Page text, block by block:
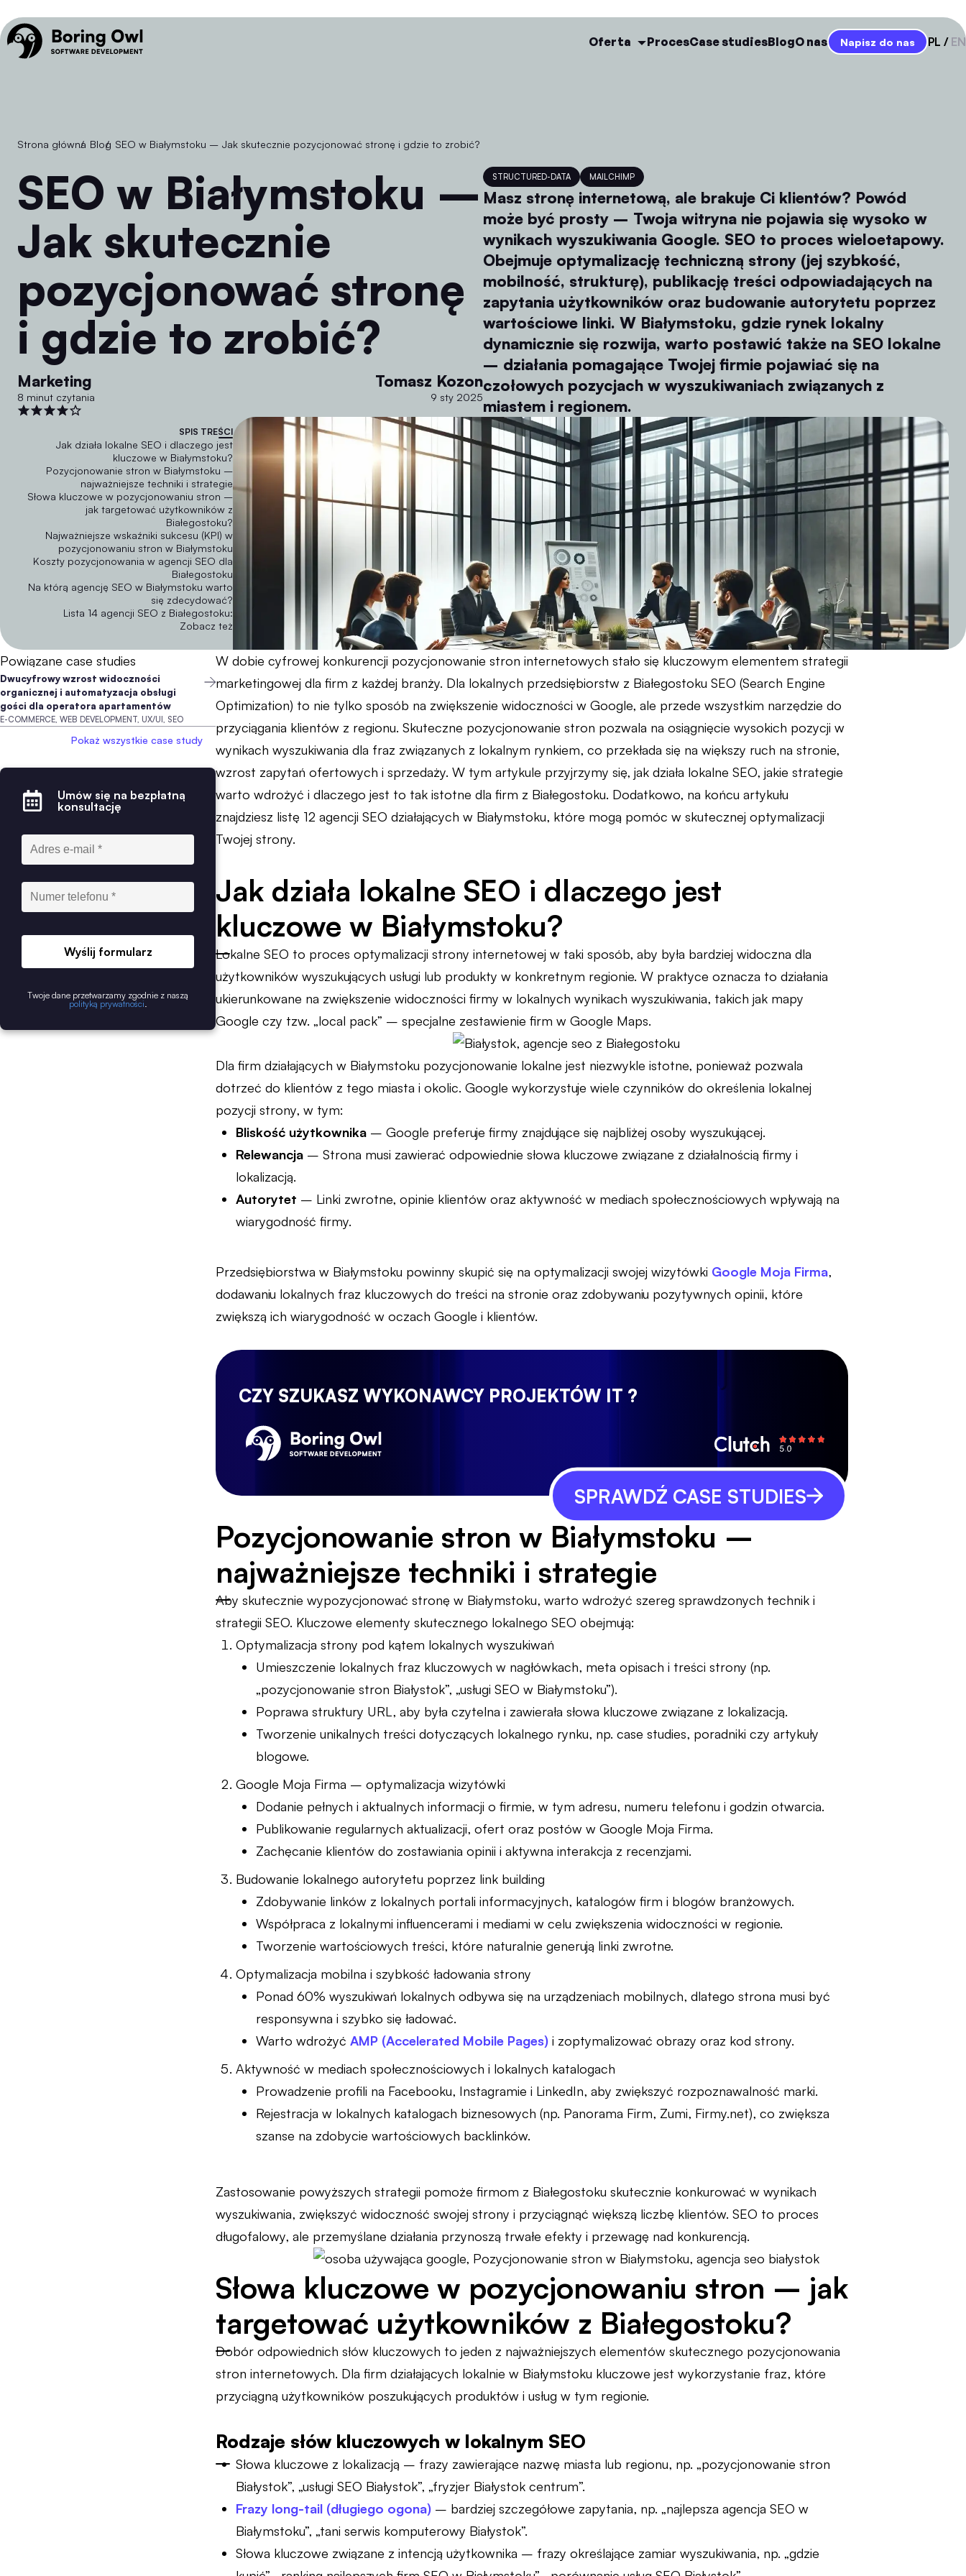
Oferta ProcesCase studiesBlogO nas Napisz do nas PL EN
Strona główna
/ Blog
/ SEO w Białymstoku – Jak skutecznie pozycjonować stronę i gdzie to zrobić?
SEO w Białymstoku –
Jak skutecznie
pozycjonować stronę
i gdzie to zrobić?
Marketing
8 minut czytania
Tomasz Kozon
9 sty 2025
STRUCTURED-DATA MAILCHIMP
Masz stronę internetową, ale brakuje Ci klientów? Powód
może być prosty – Twoja witryna nie pojawia się wysoko w
wynikach wyszukiwania Google. SEO to proces wieloetapowy.
Obejmuje optymalizację techniczną strony (jej szybkość,
mobilność, strukturę), publikację treści odpowiadających na
zapytania użytkowników oraz budowanie autorytetu poprzez
wartościowe linki. W Białymstoku, gdzie rynek lokalny
dynamicznie się rozwija, warto postawić także na SEO lokalne
– działania pomagające Twojej firmie pojawiać się na
czołowych pozycjach w wyszukiwaniach związanych z
miastem i regionem.
SPIS TREŚCI
Jak działa lokalne SEO i dlaczego jest
kluczowe w Białymstoku?
Pozycjonowanie stron w Białymstoku –
najważniejsze techniki i strategie
Słowa kluczowe w pozycjonowaniu stron –
jak targetować użytkowników z
Białegostoku?
Najważniejsze wskaźniki sukcesu (KPI) w
pozycjonowaniu stron w Białymstoku
Koszty pozycjonowania w agencji SEO dla
Białegostoku
Na którą agencję SEO w Białymstoku warto
się zdecydować?
Lista 14 agencji SEO z Białegostoku:
Zobacz też
Powiązane case studies
Dwucyfrowy wzrost widoczności
organicznej i automatyzacja obsługi
gości dla operatora apartamentów
E-COMMERCE, WEB DEVELOPMENT, UX/UI, SEO
Pokaż wszystkie case study
Umów się na bezpłatną
konsultację
Wyślij formularz
Twoje dane przetwarzamy zgodnie z naszą
polityką prywatności
W dobie cyfrowej konkurencji pozycjonowanie stron internetowych stało się kluczowym elementem strategii
marketingowej dla firm z każdej branży. Dla lokalnych przedsiębiorstw z Białegostoku SEO (Search Engine
Optimization) to nie tylko sposób na zwiększenie widoczności w Google, ale przede wszystkim narzędzie do
przyciągania klientów z regionu. Skuteczne pozycjonowanie stron pozwala na osiągnięcie wysokich pozycji w
wynikach wyszukiwania dla fraz związanych z lokalnym rynkiem, co przekłada się na większy ruch na stronie,
wzrost zapytań ofertowych i sprzedaży. W tym artykule przyjrzymy się, jak działa lokalne SEO, jakie strategie
warto wdrożyć i dlaczego jest to tak istotne dla firm z Białegostoku. Dodatkowo, na końcu artykułu
znajdziesz listę 12 agencji SEO działających w Białymstoku, które mogą pomóc w skutecznej optymalizacji
Twojej strony.
Jak działa lokalne SEO i dlaczego jest
kluczowe w Białymstoku?
Lokalne SEO to proces optymalizacji strony internetowej w taki sposób, aby była bardziej widoczna dla
użytkowników wyszukujących usługi lub produkty w konkretnym regionie. W praktyce oznacza to działania
ukierunkowane na zwiększenie widoczności firmy w lokalnych wynikach wyszukiwania, takich jak mapy
Google czy tzw. „local pack” – specjalne zestawienie firm w Google Maps.
Dla firm działających w Białymstoku pozycjonowanie lokalne jest niezwykle istotne, ponieważ pozwala
dotrzeć do klientów z tego miasta i okolic. Google wykorzystuje wiele czynników do określenia lokalnej
pozycji strony, w tym:
Bliskość użytkownika – Google preferuje firmy znajdujące się najbliżej osoby wyszukującej.
Relewancja – Strona musi zawierać odpowiednie słowa kluczowe związane z działalnością firmy i
lokalizacją.
Autorytet – Linki zwrotne, opinie klientów oraz aktywność w mediach społecznościowych wpływają na
wiarygodność firmy.
Przedsiębiorstwa w Białymstoku powinny skupić się na optymalizacji swojej wizytówki Google Moja Firma,
dodawaniu lokalnych fraz kluczowych do treści na stronie oraz zdobywaniu pozytywnych opinii, które
zwiększą ich wiarygodność w oczach Google i klientów.
CZY SZUKASZ WYKONAWCY PROJEKTÓW IT ?
SPRAWDŹ CASE STUDIES
Pozycjonowanie stron w Białymstoku –
najważniejsze techniki i strategie
Aby skutecznie wypozycjonować stronę w Białymstoku, warto wdrożyć szereg sprawdzonych technik i
strategii SEO. Kluczowe elementy skutecznego lokalnego SEO obejmują:
Optymalizacja strony pod kątem lokalnych wyszukiwań
Umieszczenie lokalnych fraz kluczowych w nagłówkach, meta opisach i treści strony (np.
„pozycjonowanie stron Białystok”, „usługi SEO w Białymstoku”).
Poprawa struktury URL, aby była czytelna i zawierała słowa kluczowe związane z lokalizacją.
Tworzenie unikalnych treści dotyczących lokalnego rynku, np. case studies, poradniki czy artykuły
blogowe.
Google Moja Firma – optymalizacja wizytówki
Dodanie pełnych i aktualnych informacji o firmie, w tym adresu, numeru telefonu i godzin otwarcia.
Publikowanie regularnych aktualizacji, ofert oraz postów w Google Moja Firma.
Zachęcanie klientów do zostawiania opinii i aktywna interakcja z recenzjami.
Budowanie lokalnego autorytetu poprzez link building
Zdobywanie linków z lokalnych portali informacyjnych, katalogów firm i blogów branżowych.
Współpraca z lokalnymi influencerami i mediami w celu zwiększenia widoczności w regionie.
Tworzenie wartościowych treści, które naturalnie generują linki zwrotne.
Optymalizacja mobilna i szybkość ładowania strony
Ponad 60% wyszukiwań lokalnych odbywa się na urządzeniach mobilnych, dlatego strona musi być
responsywna i szybko się ładować.
Warto wdrożyć AMP (Accelerated Mobile Pages) i zoptymalizować obrazy oraz kod strony.
Aktywność w mediach społecznościowych i lokalnych katalogach
Prowadzenie profili na Facebooku, Instagramie i LinkedIn, aby zwiększyć rozpoznawalność marki.
Rejestracja w lokalnych katalogach biznesowych (np. Panorama Firm, Zumi, Firmy.net), co zwiększa
szanse na zdobycie wartościowych backlinków.
Zastosowanie powyższych strategii pomoże firmom z Białegostoku skutecznie konkurować w wynikach
wyszukiwania, zwiększyć widoczność swojej strony i przyciągnąć większą liczbę klientów. SEO to proces
długofalowy, ale przemyślane działania przynoszą trwałe efekty i przewagę nad konkurencją.
Słowa kluczowe w pozycjonowaniu stron – jak
targetować użytkowników z Białegostoku?
Dobór odpowiednich słów kluczowych to jeden z najważniejszych elementów skutecznego pozycjonowania
stron internetowych. Dla firm działających lokalnie w Białymstoku kluczowe jest wykorzystanie fraz, które
przyciągną użytkowników poszukujących produktów i usług w tym regionie.
Rodzaje słów kluczowych w lokalnym SEO
Słowa kluczowe z lokalizacją – frazy zawierające nazwę miasta lub regionu, np. „pozycjonowanie stron
Białystok”, „usługi SEO Białystok”, „fryzjer Białystok centrum”.
Frazy long-tail (długiego ogona) – bardziej szczegółowe zapytania, np. „najlepsza agencja SEO w
Białymstoku”, „tani serwis komputerowy Białystok”.
Słowa kluczowe związane z intencją użytkownika – frazy określające zamiar wyszukiwania, np. „gdzie